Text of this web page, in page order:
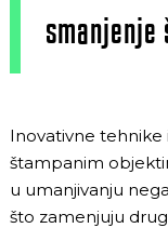
Inovativne tehnike
štampanim
u umanjivanju
što zamenjuju